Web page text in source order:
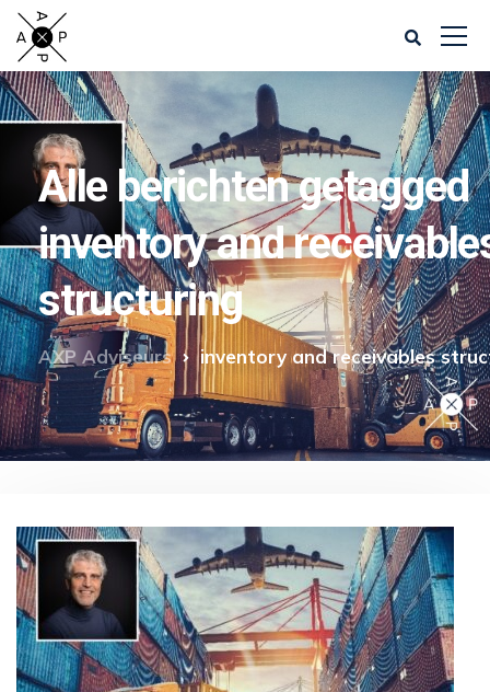
Alle berichten getagged
inventory and
structuring
AXP Adviseurs inventory and receivables